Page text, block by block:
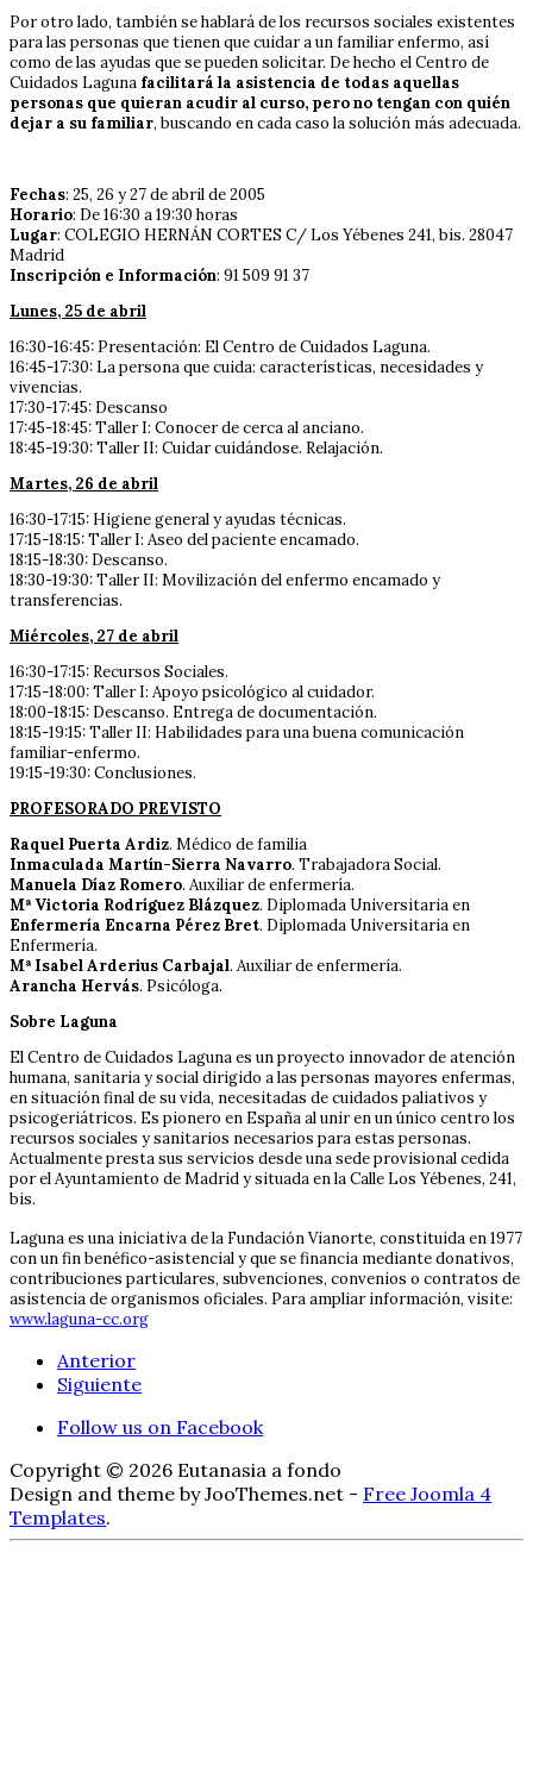
Por otro lado, también se hablará de los recursos sociales existentes
para las personas que tienen que cuidar a un familiar enfermo, así
como de las ayudas que se pueden solicitar. De hecho el Centro de
Cuidados Laguna facilitará la asistencia de todas aquellas
personas que quieran acudir al curso, pero no tengan con quién
dejar a su familiar, buscando en cada caso la solución más adecuada.
Fechas: 25, 26 y 27 de abril de 2005
Horario: De 16:30 a 19:30 horas
Lugar: COLEGIO HERNÁN CORTES C/ Los Yébenes 241, bis. 28047
Madrid
Inscripción e Información: 91 509 91 37
Lunes, 25 de abril
16:30-16:45: Presentación: El Centro de Cuidados Laguna.
16:45-17:30: La persona que cuida: características, necesidades y
vivencias.
17:30-17:45: Descanso
17:45-18:45: Taller I: Conocer de cerca al anciano.
18:45-19:30: Taller II: Cuidar cuidándose. Relajación.
Martes, 26 de abril
16:30-17:15: Higiene general y ayudas técnicas.
17:15-18:15: Taller I: Aseo del paciente encamado.
18:15-18:30: Descanso.
18:30-19:30: Taller II: Movilización del enfermo encamado y
transferencias.
Miércoles, 27 de abril
16:30-17:15: Recursos Sociales.
17:15-18:00: Taller I: Apoyo psicológico al cuidador.
18:00-18:15: Descanso. Entrega de documentación.
18:15-19:15: Taller II: Habilidades para una buena comunicación
familiar-enfermo.
19:15-19:30: Conclusiones.
PROFESORADO PREVISTO
Raquel Puerta Ardiz. Médico de familia
Inmaculada Martín-Sierra Navarro. Trabajadora Social.
Manuela Díaz Romero. Auxiliar de enfermería.
Mª Victoria Rodríguez Blázquez. Diplomada Universitaria en
Enfermería Encarna Pérez Bret. Diplomada Universitaria en
Enfermería.
Mª Isabel Arderius Carbajal. Auxiliar de enfermería.
Arancha Hervás. Psicóloga.
Sobre Laguna
El Centro de Cuidados Laguna es un proyecto innovador de atención
humana, sanitaria y social dirigido a las personas mayores enfermas,
en situación final de su vida, necesitadas de cuidados paliativos y
psicogeriátricos. Es pionero en España al unir en un único centro los
recursos sociales y sanitarios necesarios para estas personas.
Actualmente presta sus servicios desde una sede provisional cedida
por el Ayuntamiento de Madrid y situada en la Calle Los Yébenes, 241,
bis.
Laguna es una iniciativa de la Fundación Vianorte, constituida en 1977
con un fin benéfico-asistencial y que se financia mediante donativos,
contribuciones particulares, subvenciones, convenios o contratos de
asistencia de organismos oficiales. Para ampliar información, visite:
www.laguna-cc.org
Anterior
Siguiente
Follow us on Facebook
Copyright © 2026 Eutanasia a fondo
Design and theme by JooThemes.net - Free Joomla 4
Templates.